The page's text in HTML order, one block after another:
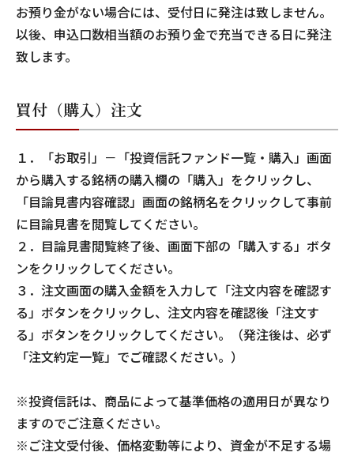
お預り金がない場合には、受付日に発注は致しません。
以後、申込口数相当額のお預り金で充当できる日に発注
致します。
買付（購入）注文
１．「お取引」－「投資信託ファンド一覧・購入」画面
から購入する銘柄の購入欄の「購入」をクリックし、
「目論見書内容確認」画面の銘柄名をクリックして事前
に目論見書を閲覧してください。
２．目論見書閲覧終了後、画面下部の「購入する」ボタ
ンをクリックしてください。
３．注文画面の購入金額を入力して「注文内容を確認す
る」ボタンをクリックし、注文内容を確認後「注文す
る」ボタンをクリックしてください。（発注後は、必ず
「注文約定一覧」でご確認ください。）
※投資信託は、商品によって基準価格の適用日が異なり
ますのでご注意ください。
※ご注文受付後、価格変動等により、資金が不足する場